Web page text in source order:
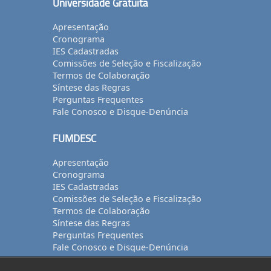
Universidade Gratuita
Apresentação
Cronograma
IES Cadastradas
Comissões de Seleção e Fiscalização
Termos de Colaboração
Síntese das Regras
Perguntas Frequentes
Fale Conosco e Disque-Denúncia
FUMDESC
Apresentação
Cronograma
IES Cadastradas
Comissões de Seleção e Fiscalização
Termos de Colaboração
Síntese das Regras
Perguntas Frequentes
Fale Conosco e Disque-Denúncia